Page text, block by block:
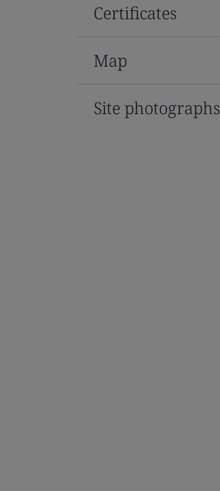
Certificates
Map
Site photographs